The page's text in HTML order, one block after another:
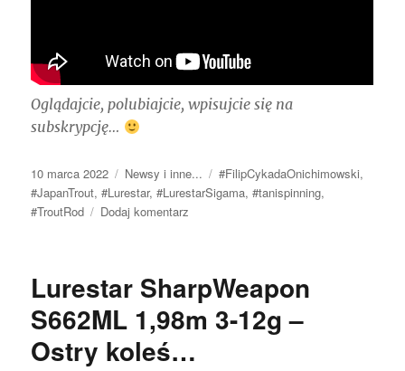
Oglądajcie, polubiajcie, wpisujcie się na
subskrypcję…
Data
publikacji
10 marca 2022 Kategorie
Newsy i inne... Tagi
#FilipCykadaOnichimowski,
#JapanTrout,#Lurestar,#LurestarSigama,#tanispinning,
#TroutRod
Dodaj komentarz
S662L
na
YouTube
Lurestar SharpWeapon
S662ML 1,98m 3-12g –
Ostry koleś…